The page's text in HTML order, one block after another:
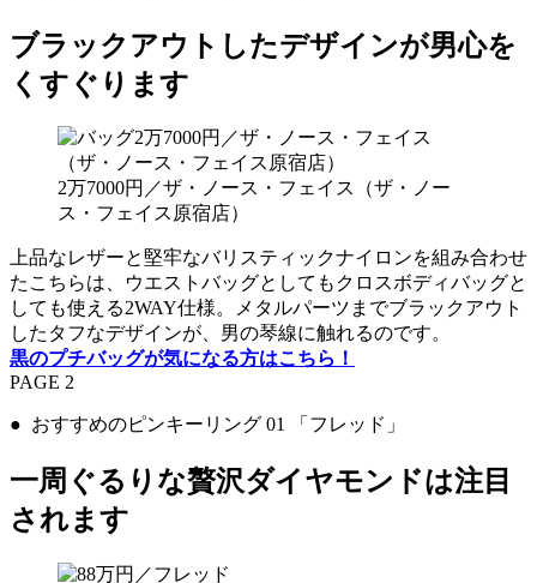
ブラックアウトしたデザインが男心を
くすぐります
2万7000円／ザ・ノース・フェイス（ザ・ノー
ス・フェイス原宿店）
上品なレザーと堅牢なバリスティックナイロンを組み合わせ
たこちらは、ウエストバッグとしてもクロスボディバッグと
しても使える2WAY仕様。メタルパーツまでブラックアウト
したタフなデザインが、男の琴線に触れるのです。
黒のプチバッグが気になる方はこちら！
PAGE 2
● おすすめのピンキーリング 01 「フレッド」
一周ぐるりな贅沢ダイヤモンドは注目
されます